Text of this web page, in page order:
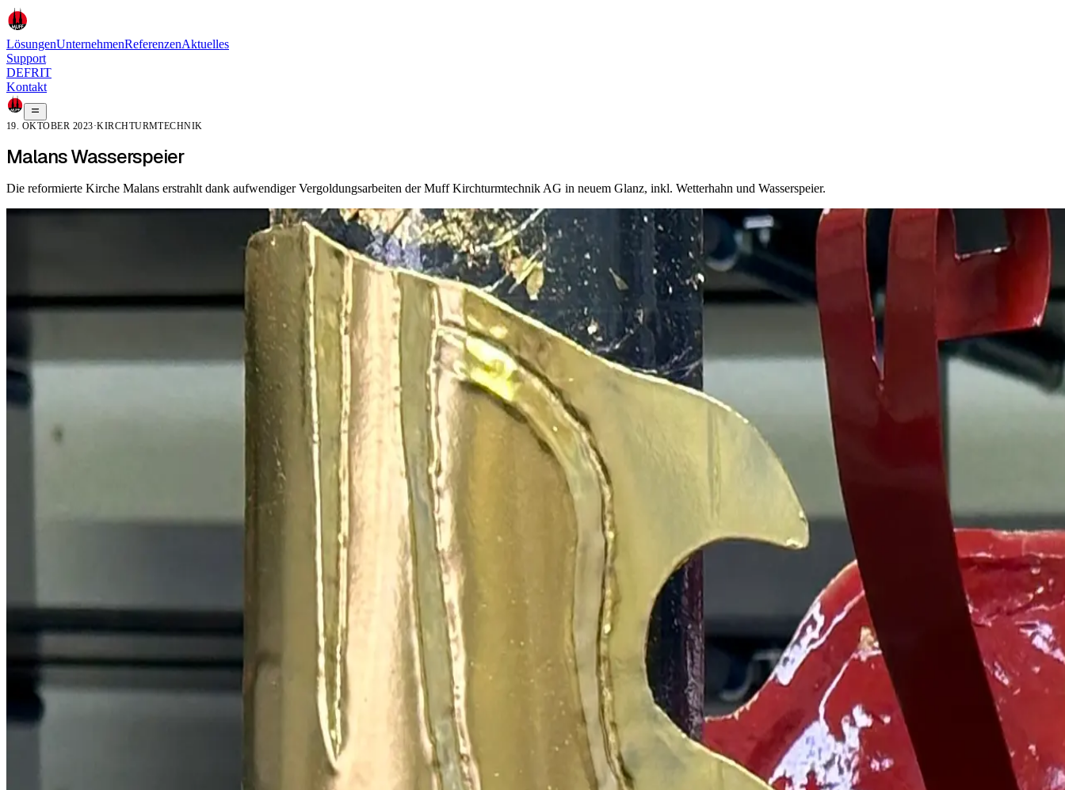
LösungenUnternehmenReferenzenAktuelles
Support
DEFRIT
Kontakt
19. OKTOBER 2023·KIRCHTURMTECHNIK
Malans Wasserspeier
Die reformierte Kirche Malans erstrahlt dank aufwendiger Vergoldungsarbeiten der Muff Kirchturmtechnik AG in neuem Glanz, inkl. Wetterhahn und Wasserspeier.